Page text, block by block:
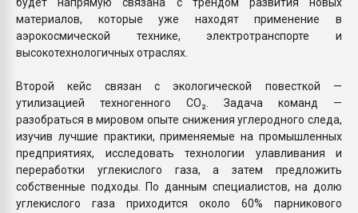
материалов, которые уже находят применение в
аэрокосмической технике, электротранспорте и
высокотехнологичных отраслях.
Второй кейс связан с экологической повесткой —
утилизацией техногенного СО₂. Задача команд —
разобраться в мировом опыте снижения углеродного следа,
изучив лучшие практики, применяемые на промышленных
предприятиях, исследовать технологии улавливания и
переработки углекислого газа, а затем предложить
собственные подходы. По данным специалистов, на долю
углекислого газа приходится около 60% парникового